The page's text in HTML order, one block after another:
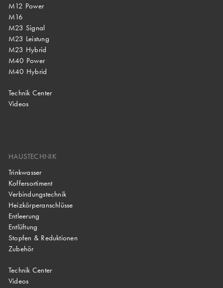
M12 Power
M16
M23 Signal
M23 Leistung
M23 Hybrid
M40 Power
M40 Hybrid
Technik Center
Videos
HAUSTECHNIK
Trinkwasser
Koffersortiment
Verbindungstechnik
Heizkörperanschlüsse
Entleerung
Entlüftung
Stopfen & Reduktionen
Zubehör
Technik Center
Videos